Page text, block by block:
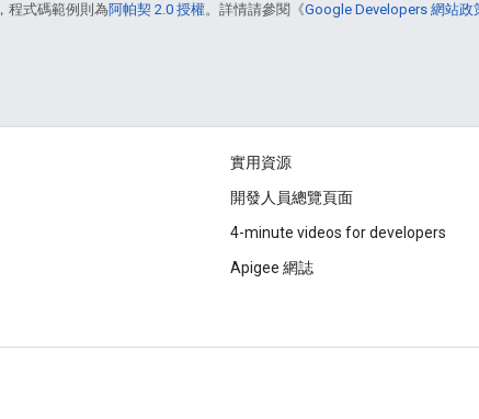
，程式碼範例則為阿帕契 2.0 授權。詳情請參閱《Google Developers 網站政
實用資源
開發人員總覽頁面
4-minute videos for developers
Apigee 網誌